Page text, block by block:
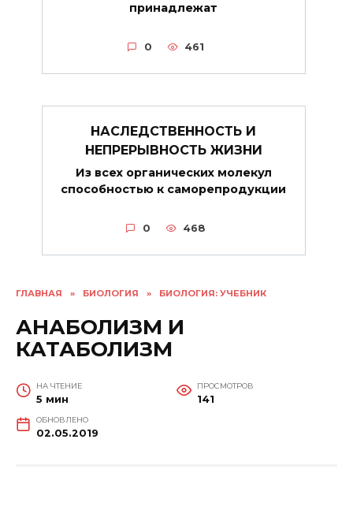
ГЛАВНАЯ » БИОЛОГИЯ » БИОЛОГИЯ: УЧЕБНИК
АНАБОЛИЗМ И
КАТАБОЛИЗМ
НА ЧТЕНИЕ
5 мин
ПРОСМОТРОВ
141
ОБНОВЛЕНО
02.05.2019
принадлежат
0 461
НАСЛЕДСТВЕННОСТЬ И
НЕПРЕРЫВНОСТЬ ЖИЗНИ
Из всех органических молекул
способностью к саморепродукции
0 468